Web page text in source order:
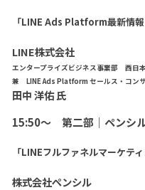
「LINE Ads Platform最新情報
LINE株式会社
エンタープライズビジネス事業部 西日
兼 LINE Ads Platform セールス・コン
田中 洋佑 氏
15:50〜 第二部｜ペンシ
「LINEフルファネルマーケティ
株式会社ペンシル